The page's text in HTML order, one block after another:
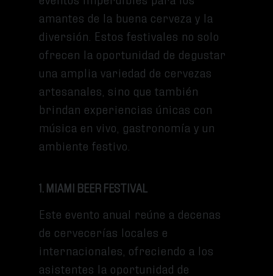
amantes de la buena cerveza y la
diversión. Estos festivales no solo
ofrecen la oportunidad de degustar
una amplia variedad de cervezas
artesanales, sino que también
brindan experiencias únicas con
música en vivo, gastronomía y un
ambiente festivo.
1. MIAMI BEER FESTIVAL
Este evento anual reúne a decenas
de cervecerías locales e
internacionales, ofreciendo a los
asistentes la oportunidad de